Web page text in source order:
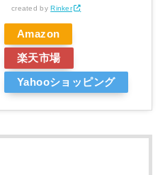
created byRinker
Amazon
楽天市場
Yahooショッピング